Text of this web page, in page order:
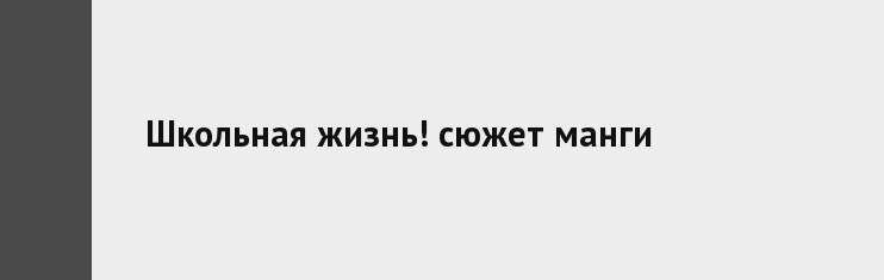
Школьная жизнь! сюжет манги